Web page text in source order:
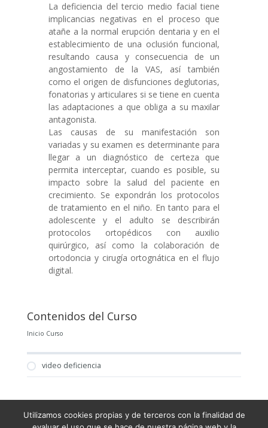
La deficiencia del tercio medio facial tiene
implicancias negativas en el proceso que
atañe a la normal erupción dentaria y en el
establecimiento de una oclusión funcional,
resultando causa y consecuencia de un
angostamiento de la VAS, así también
como el origen de disfunciones deglutorias,
fonatorias y articulares si se tiene en cuenta
las adaptaciones a que obliga a su maxilar
antagonista.
Las causas de su manifestación son
variadas y su examen es determinante para
llegar a un diagnóstico de certeza que
permita interceptar, cuando es posible, su
impacto sobre la salud del paciente en
crecimiento. Se expondrán los protocolos
de tratamiento en el niño. En tanto para el
adolescente y el adulto se describirán
protocolos ortopédicos con auxilio
quirúrgico, así como la colaboración de
ortodoncia y cirugía ortognática en el flujo
digital.
Contenidos del Curso
Inicio Curso
video deficiencia
Utilizamos cookies propias y de terceros con la finalidad de